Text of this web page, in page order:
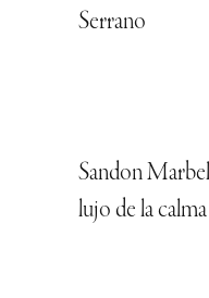
Serrano
Sandon
lujo de la calma